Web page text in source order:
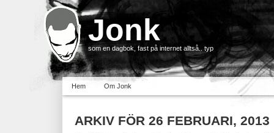
Jonk
som en dagbok, fast på internet alltså.. typ
Hem Om Jonk
ARKIV FÖR 26 FEBRUARI, 2013